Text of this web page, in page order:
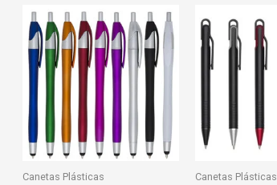
Canetas Plásticas Canetas Plásticas